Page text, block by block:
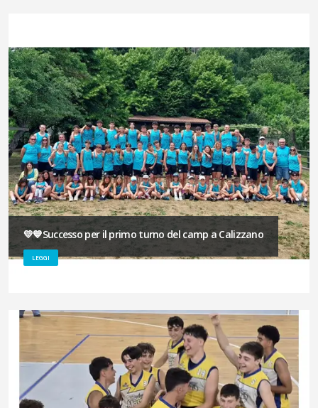
💛💙Successo per il primo turno del camp a Calizzano
LEGGI